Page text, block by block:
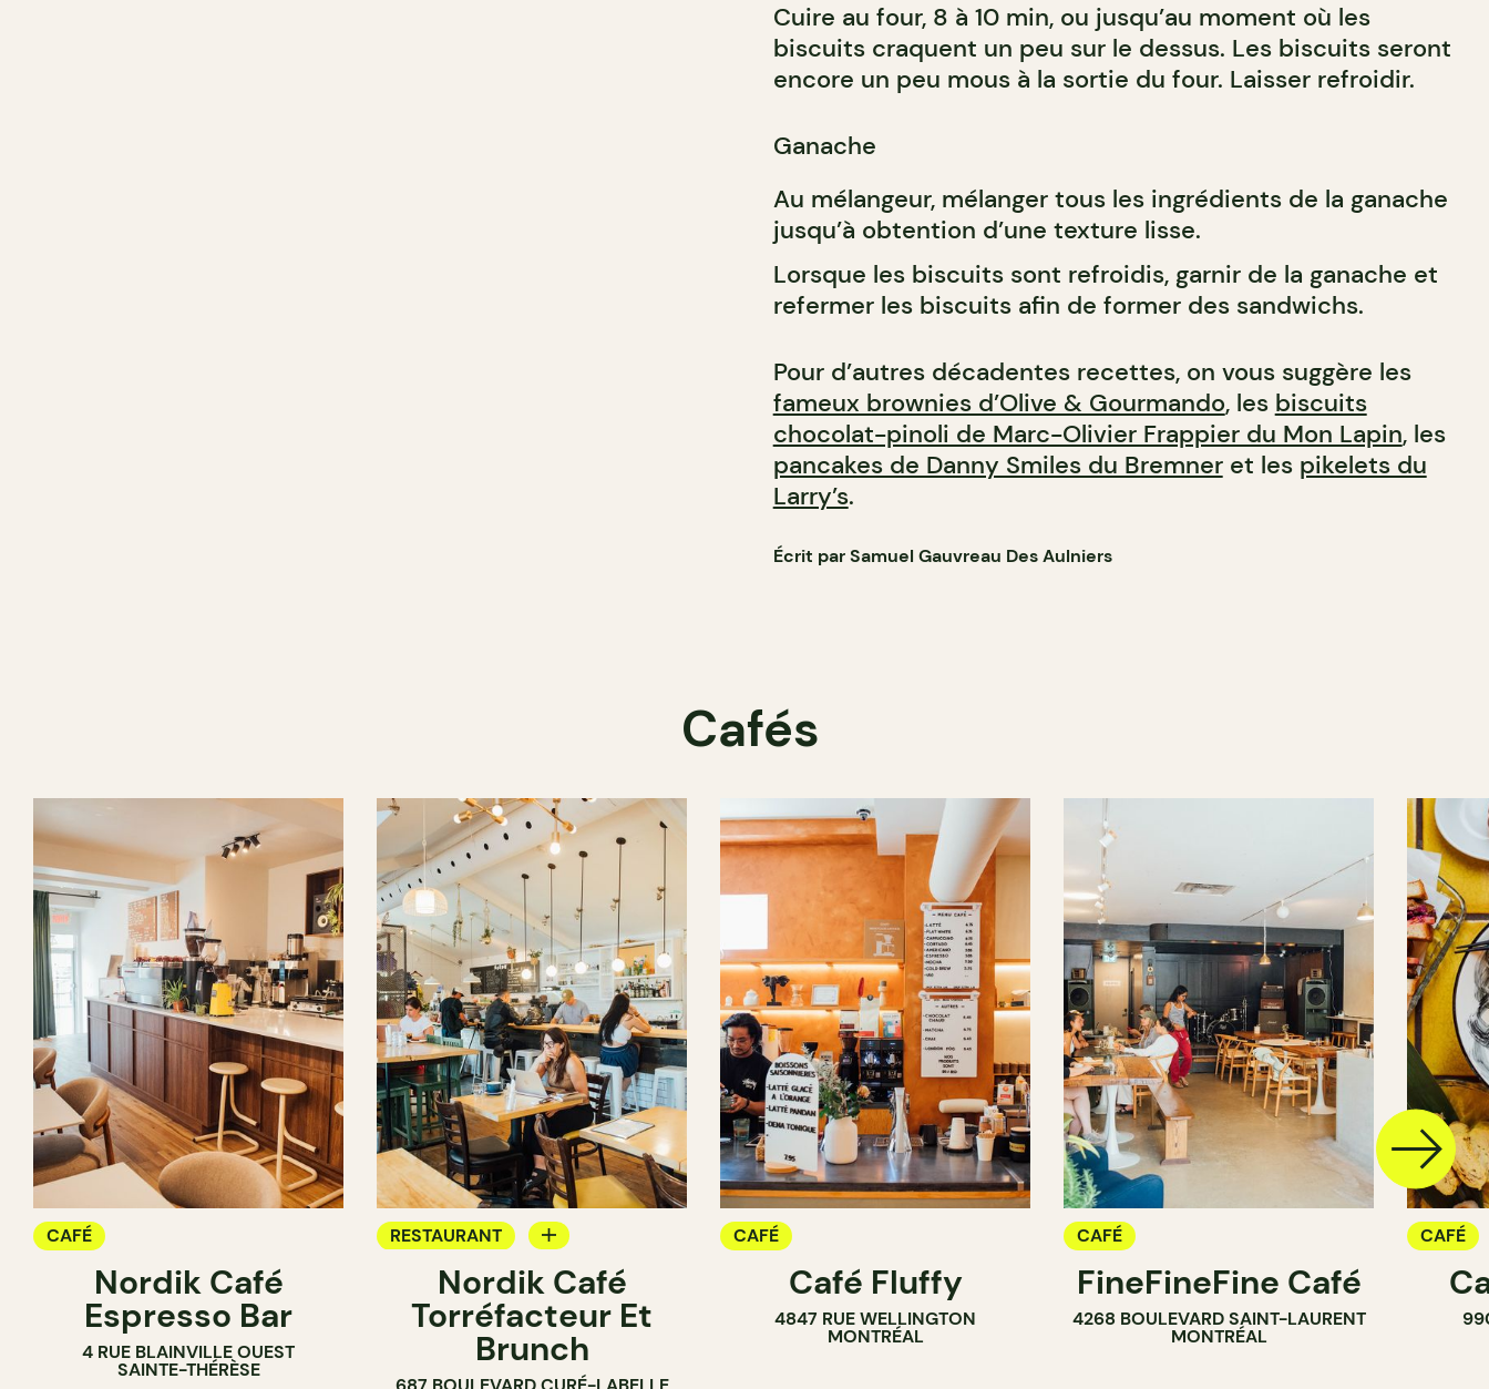
Cuire au four, 8 à 10 min, ou jusqu’au moment où les
biscuits craquent un peu sur le dessus. Les biscuits seront
encore un peu mous à la sortie du four. Laisser refroidir.
Ganache
Au mélangeur, mélanger tous les ingrédients de la ganache
jusqu’à obtention d’une texture lisse.
Lorsque les biscuits sont refroidis, garnir de la ganache et
refermer les biscuits afin de former des sandwichs.
Pour d’autres décadentes recettes, on vous suggère les
fameux brownies d’Olive & Gourmando, les biscuits
chocolat-pinoli de Marc-Olivier Frappier du Mon Lapin, les
pancakes de Danny Smiles du Bremneret les pikelets du
Larry’s.
Écrit par Samuel Gauvreau Des Aulniers
Cafés
CAFÉ
Nordik Café
Espresso Bar
4 RUE BLAINVILLE OUEST
SAINTE-THÉRÈSE
RESTAURANT
Nordik Café
Torréfacteur Et
Brunch
CAFÉ
Café Fluffy
4847 RUE WELLINGTON
MONTRÉAL
CAFÉ
FineFineFine Café
4268 BOULEVARD SAINT-LAURENT
MONTRÉAL
CAFÉ